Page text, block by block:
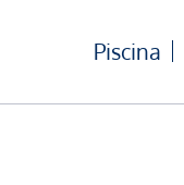
Piscina